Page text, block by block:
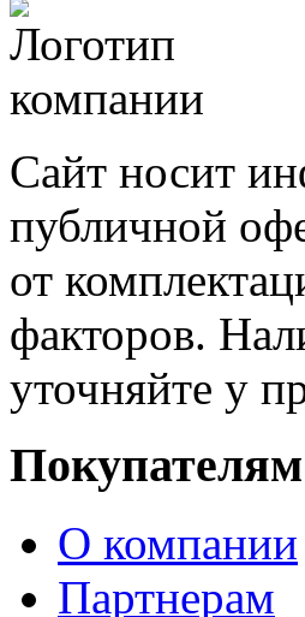
Сайт носит
публичной
от
факторов.
уточняйте у
Покупателям
О компании
Партнерам